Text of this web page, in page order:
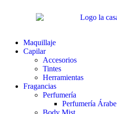
Maquillaje
Capilar
Accesorios
Tintes
Herramientas
Fragancias
Perfumería
Perfumería Árabe